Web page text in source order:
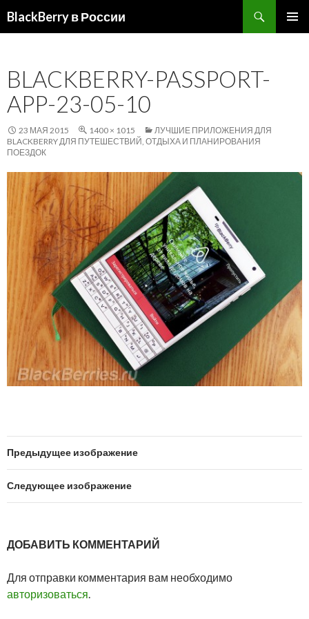
BlackBerry в России
BLACKBERRY-PASSPORT-
APP-23-05-10
23 МАЯ 2015 1400 × 1015
ЛУЧШИЕ ПРИЛОЖЕНИЯ ДЛЯ
BLACKBERRY ДЛЯ ПУТЕШЕСТВИЙ, ОТДЫХА И ПЛАНИРОВАНИЯ
ПОЕЗДОК
Предыдущее изображение
Следующее изображение
ДОБАВИТЬ КОММЕНТАРИЙ
Для отправки комментария вам необходимо
авторизоваться.